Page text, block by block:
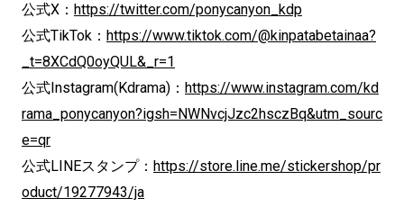
公式X： https://twitter.com/ponycanyon_kdp
公式TikTok： https://www.tiktok.com/@kinpatabetainaa?
_t=8XCdQ0oyQUL&_r=1
公式Instagram(Kdrama)： https://www.instagram.com/kd
rama_ponycanyon?igsh=NWNvcjJzc2hsczBq&utm_sourc
e=qr
公式LINEスタンプ： https://store.line.me/stickershop/pr
oduct/19277943/ja